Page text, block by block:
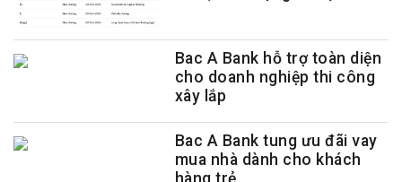
Bac A Bank hỗ trợ toàn diện
cho doanh nghiệp thi công
xây lắp
Bac A Bank tung ưu đãi vay
mua nhà dành cho khách
hàng trẻ